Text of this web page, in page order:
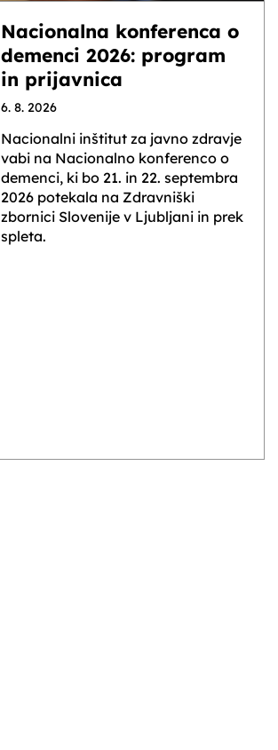
Nacionalna konferenca o
demenci 2026: program
in prijavnica
6. 8. 2026
Nacionalni inštitut za javno zdravje
vabi na Nacionalno konferenco o
demenci, ki bo 21. in 22. septembra
2026 potekala na Zdravniški
zbornici Slovenije v Ljubljani in prek
spleta.